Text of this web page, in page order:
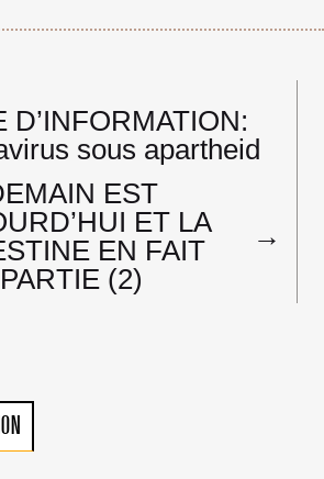
D’INFORMATION:
sous apartheid
EST
ET LA
EN FAIT
PARTIE (2)
→